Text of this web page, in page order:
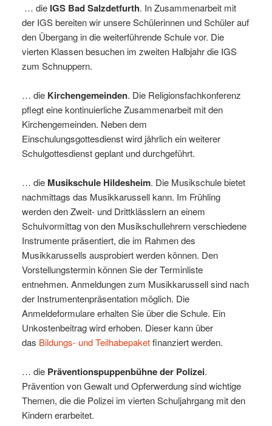
… die IGS Bad Salzdetfurth. In Zusammenarbeit mit
der IGS bereiten wir unsere Schülerinnen und Schüler auf
den Übergang in die weiterführende Schule vor. Die
vierten Klassen besuchen im zweiten Halbjahr die IGS
zum Schnuppern.
… die Kirchengemeinden. Die Religionsfachkonferenz
pflegt eine kontinuierliche Zusammenarbeit mit den
Kirchengemeinden. Neben dem
Einschulungsgottesdienst wird jährlich ein weiterer
Schulgottesdienst geplant und durchgeführt.
… die Musikschule Hildesheim. Die Musikschule bietet
nachmittags das Musikkarussell kann. Im Frühling
werden den Zweit- und Drittklässlern an einem
Schulvormittag von den Musikschullehrern verschiedene
Instrumente präsentiert, die im Rahmen des
Musikkarussells ausprobiert werden können. Den
Vorstellungstermin können Sie der Terminliste
entnehmen. Anmeldungen zum Musikkarussell sind nach
der Instrumentenpräsentation möglich. Die
Anmeldeformulare erhalten Sie über die Schule. Ein
Unkostenbeitrag wird erhoben. Dieser kann über
das Bildungs- und Teilhabepaketfinanziert werden.
… die Präventionspuppenbühne der Polizei.
Prävention von Gewalt und Opferwerdung sind wichtige
Themen, die die Polizei im vierten Schuljahrgang mit den
Kindern erarbeitet.